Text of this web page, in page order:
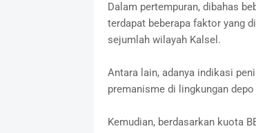
Dalam pertempuran, dibahas
terdapat beberapa faktor yang
sejumlah wilayah Kalsel.
Antara lain, adanya indikasi
premanisme di lingkungan
Kemudian, berdasarkan kuota